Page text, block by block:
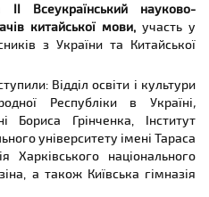
ІІ Всеукраїнський науково-
китайської мови, участь у
з України та Китайської
Відділ освіти і культури
Республіки в Україні,
Бориса Грінченка, Інститут
університету імені Тараса
Харківського національного
а також Київська гімназія